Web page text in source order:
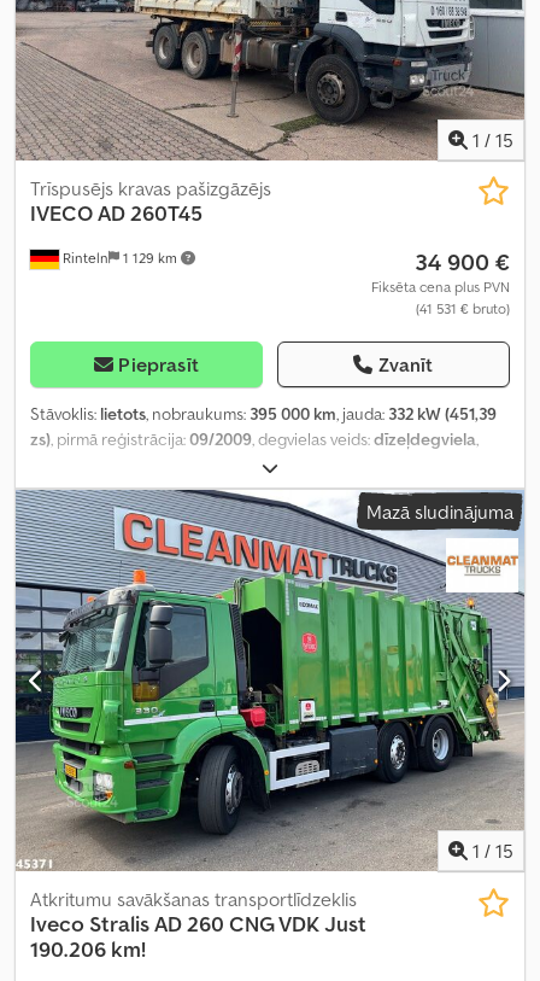
1 / 15
Rinteln 1 129 km
Trīspusējs kravas pašizgāzējs
IVECOAD 260T45
34 900 €
Fiksēta cena plus PVN
(41 531 € bruto)
Pieprasīt Zvanīt
Stāvoklis: lietots, nobraukums: 395 000 km, jauda: 332 kW (451,39
zs), pirmā reģistrācija:09/2009, degvielas veids:dīzeļdegviela,
, asu konfigurācija:
veids:mehānisks, emisijas klase:Euro 5, Ražošanas gads:2009,
Aprīkojums:ABS, celtnis, elektroniskā stabilitātes programma
(ESP), gaisa kondicionēšana, kvēpu filtrs,
Mazā sludinājuma
1 / 15
Atkritumu savākšanas transportlīdzeklis
Iveco Stralis AD 260 CNG VDK Just
190.206 km!